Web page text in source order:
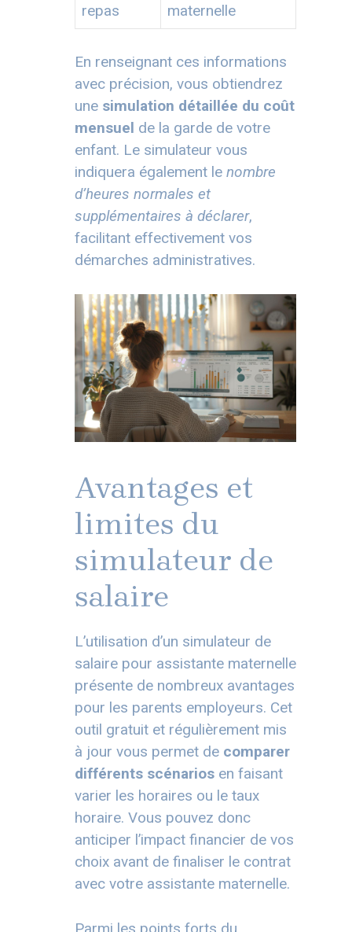
repas
maternelle
En renseignant ces informations
avec précision, vous obtiendrez
une simulation détaillée du coût
mensuel de la garde de votre
enfant. Le simulateur vous
indiquera également le nombre
d’heures normales et
supplémentaires à déclarer,
facilitant effectivement vos
démarches administratives.
Avantages et
limites du
simulateur de
salaire
L’utilisation d’un simulateur de
salaire pour assistante maternelle
présente de nombreux avantages
pour les parents employeurs. Cet
outil gratuit et régulièrement mis
à jour vous permet de comparer
différents scénarios en faisant
varier les horaires ou le taux
horaire. Vous pouvez donc
anticiper l’impact financier de vos
choix avant de finaliser le contrat
avec votre assistante maternelle.
Parmi les points forts du